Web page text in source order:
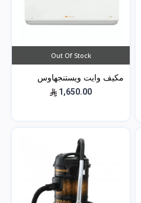
Out Of Stock
مكيف وايت ويستنجهاوس
اسبليت جولد 18500 بارد1,650.00